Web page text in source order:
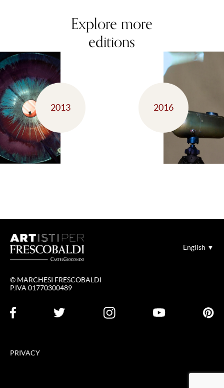
2013
Explore more
editions
2016
English ▼
© MARCHESI FRESCOBALDI
P.IVA 01770300489
PRIVACY